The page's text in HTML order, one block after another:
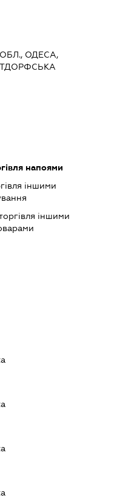
ОДЕСА,
напоями
іншими
іншими